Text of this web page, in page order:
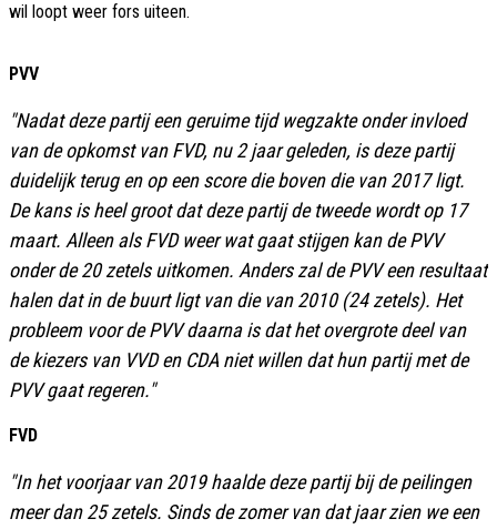
wil loopt weer fors uiteen.
PVV
"Nadat deze partij een geruime tijd wegzakte onder invloed
van de opkomst van FVD, nu 2 jaar geleden, is deze partij
duidelijk terug en op een score die boven die van 2017 ligt.
De kans is heel groot dat deze partij de tweede wordt op 17
maart. Alleen als FVD weer wat gaat stijgen kan de PVV
onder de 20 zetels uitkomen. Anders zal de PVV een resultaat
halen dat in de buurt ligt van die van 2010 (24 zetels). Het
probleem voor de PVV daarna is dat het overgrote deel van
de kiezers van VVD en CDA niet willen dat hun partij met de
PVV gaat regeren."
FVD
"In het voorjaar van 2019 haalde deze partij bij de peilingen
meer dan 25 zetels. Sinds de zomer van dat jaar zien we een